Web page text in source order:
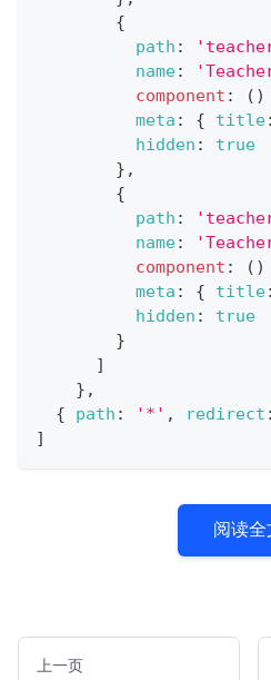
{
path :
name:
component : ( )
meta : { title:
hidden :
true
} ,
{
path :
name:
component : ( )
meta : { title:
hidden :
true
}
]
} ,
{
path : '*' , redirect :
]
阅读全
上一页